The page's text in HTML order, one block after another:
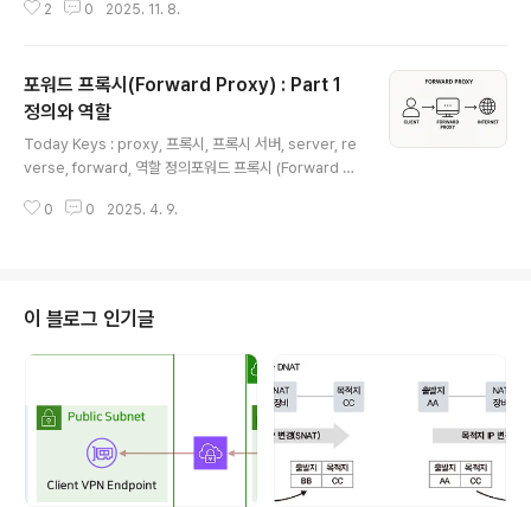
he 사용이 다를 수 있기 때문에, 사용 중인 Linux에 따라서 어떻게 동작하는지
etplan Part 1DNS 동작 이해를 위한 기술 - Netplan Part 2DNS 동작 이해
를 위한 기술 - Netplan Part 3Linux에서 DNS 질의(Q..
2 0 2025. 11. 8.
포워드 프록시(Forward Proxy) : Part 1
정의와 역할
Today Keys : proxy, 프록시, 프록시 서버, server, re
verse, forward, 역할 정의포워드 프록시 (Forward Pr
적으로 내부 클라이언트가 외부 인터넷에 접속할 때 중계
에서 웹 브라우저 설정 등에 프록시 서버 주소를 설정해두
면, 브라우저의 모든 웹 요청이 직접 인터넷으로 나가지 않
고 우선 프록시로 전달됩니다.그러면 프록시 서버가 요청
내용을 확인한 뒤 외부 목적지 서버에 대신 요청을 수행하
고, 받아온 응답을 클라이언트에게 돌려줍니다.이 과정에
서 클라..
0 0 2025. 4. 9.
이 블로그 인기글